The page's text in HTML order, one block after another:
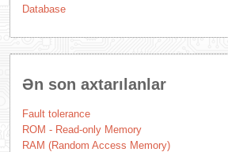
Database
Ən son axtarılanlar
Fault tolerance
ROM - Read-only Memory
RAM (Random Access Memory)